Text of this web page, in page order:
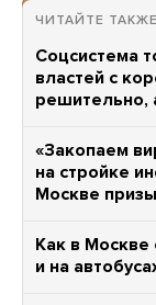
ЧИТАЙТЕ ТАКЖЕ
Соцсистема
властей с
решительно,
«Закопаем
на стройке
Москве
Как в Москве
и на